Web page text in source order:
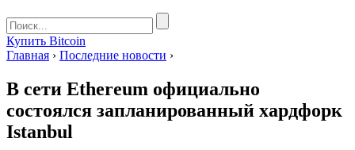
Купить Bitcoin
Главная › Последние новости ›
В сети Ethereum официально
состоялся запланированный хардфорк
Istanbul